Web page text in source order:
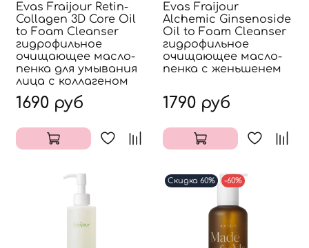
Evas Fraijour Retin-
Collagen 3D Core Oil
to Foam Cleanser
гидрофильное
очищающее масло-
пенка для умывания
лица с коллагеном
1690 руб
Evas Fraijour
Alchemic Ginsenoside
Oil to Foam Cleanser
гидрофильное
очищающее масло-
пенка с женьшенем
1790 руб
Скидка 60% -60%